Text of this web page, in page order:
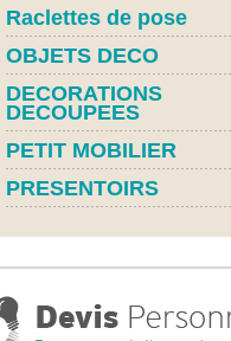
Raclettes de pose
OBJETS DECO
DECORATIONS
DECOUPEES
PETIT MOBILIER
PRESENTOIRS